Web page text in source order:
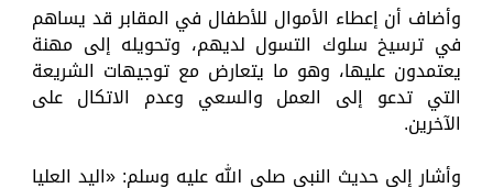
وأضاف أن إعطاء الأموال للأطفال في المقابر قد يساهم
في ترسيخ سلوك التسول لديهم، وتحويله إلى مهنة
يعتمدون عليها، وهو ما يتعارض مع توجيهات الشريعة
التي تدعو إلى العمل والسعي وعدم الاتكال على
الآخرين.
وأشار إلى حديث النبي صلى الله عليه وسلم: «اليد العليا